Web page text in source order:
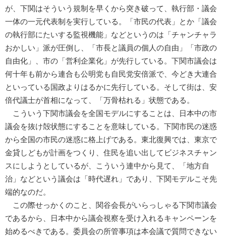
が、下関はそういう規制を早くから突き破って、執行部・議会
一体の一元代表制を実行している。「市民の代表」とか「議会
の執行部にたいする監視機能」などというのは「チャンチャラ
おかしい」派が圧倒し、「市長と議員の個人の自由」「市政の
自由化」、市の「営利企業化」が先行している。下関市議会は
何十年も前から連合も公明党も自民党安倍派で、今どき大連合
といっている国政よりはるかに先行している。そして街は、安
倍代議士が首相になって、「万骨枯れる」状態である。
こういう下関市議会を全国モデルにすることは、日本中の市
議会を抜け殻状態にすることを意味している。下関市民の迷惑
から全国の市民の迷惑に格上げである。東北復興では、東京で
金貸しどもが計画をつくり、住民を追い出してビジネスチャン
スにしようとしているが、こういう連中から見て、「地方自
治」などという議会は「時代遅れ」であり、下関モデルこそ先
端的なのだ。
この際せっかくのこと、関谷会長がいらっしゃる下関市議会
であるから、日本中から議会視察を受け入れるキャンペーンを
始めるべきである。委員会の所管事項は本会議で質問できない